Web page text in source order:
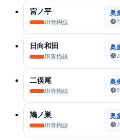
宮ノ平
JR青梅線
奥
日向和田
JR青梅線
奥
二俣尾
JR青梅線
奥
鳩ノ巣
JR青梅線
奥